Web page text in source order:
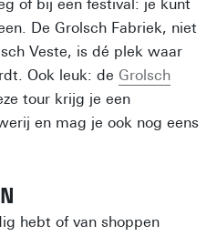
of bij een festival: je kunt
De Grolsch Fabriek, niet
Veste, is dé plek waar
Ook leuk: de Grolsch
tour krijg je een
en mag je ook nog eens
hebt of van shoppen